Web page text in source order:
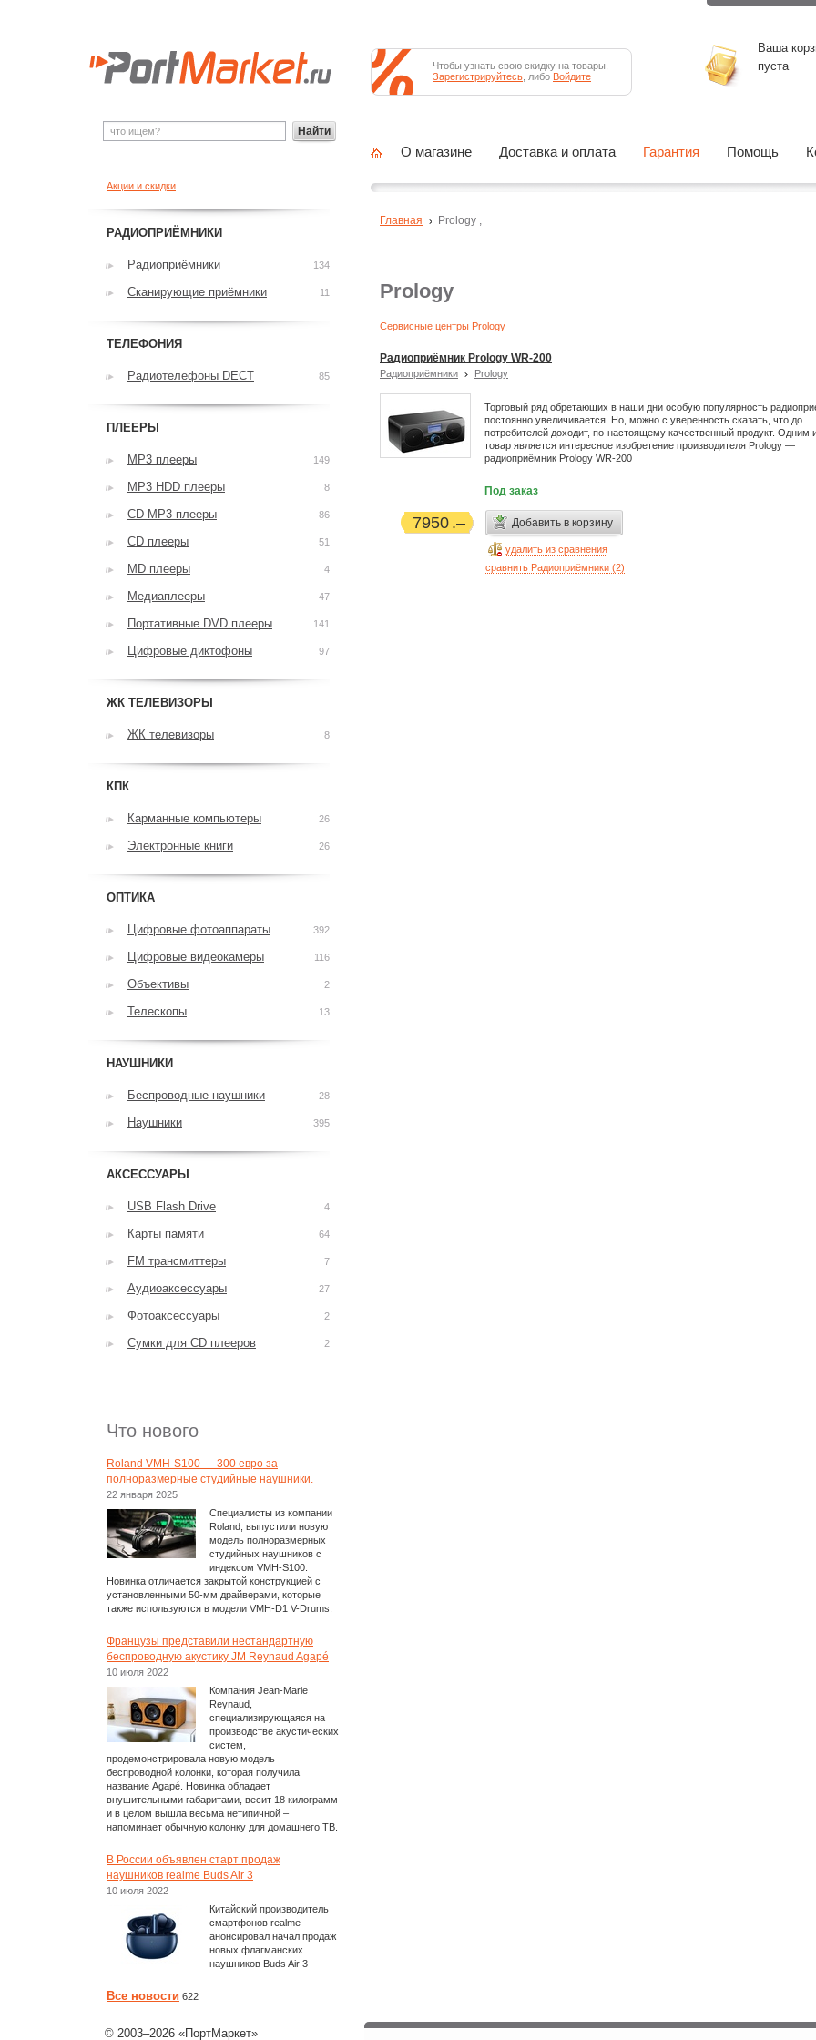
Prology
Сервисные центры Prology
Радиоприёмник Prology WR-200
Радиоприёмники Prology
Торговый ряд обретающих в наши дни особую популярность
постоянно увеличивается. Но, можно с уверенность сказать, что до
потребителей доходит, по-настоящему качественный продукт. Одним
товар является интересное изобретение производителя Prology —
радиоприёмник Prology WR-200
Под заказ
7950 Добавить в корзину
удалить из сравнения
сравнить Радиоприёмники (2)
Главная Prology ,
Акции и скидки
РАДИОПРИЁМНИКИ
Радиоприёмники 134
Сканирующие приёмники 11
ТЕЛЕФОНИЯ
Радиотелефоны DECT 85
ПЛЕЕРЫ
MP3 плееры 149
MP3 HDD плееры 8
CD MP3 плееры 86
CD плееры 51
MD плееры 4
Медиаплееры 47
Портативные DVD плееры 141
Цифровые диктофоны 97
ЖК ТЕЛЕВИЗОРЫ
ЖК телевизоры 8
КПК
Карманные компьютеры 26
Электронные книги 26
ОПТИКА
Цифровые фотоаппараты 392
Цифровые видеокамеры 116
Объективы 2
Телескопы 13
НАУШНИКИ
Беспроводные наушники 28
Наушники 395
АКСЕССУАРЫ
USB Flash Drive 4
Карты памяти 64
FM трансмиттеры 7
Аудиоаксессуары 27
Фотоаксессуары 2
Сумки для CD плееров 2
Что нового
Roland VMH-S100 — 300 евро за
полноразмерные студийные наушники.
22 января 2025
Специалисты из компании
Roland, выпустили новую
модель полноразмерных
студийных наушников с
индексом VMH-S100.
Новинка отличается закрытой конструкцией с
установленными 50-мм драйверами, которые
также используются в модели VMH-D1 V-Drums.
Французы представили нестандартную
беспроводную акустику JM Reynaud Agapé
10 июля 2022
Компания Jean-Marie
Reynaud,
специализирующаяся на
производстве акустических
систем,
продемонстрировала новую модель
беспроводной колонки, которая получила
название Agapé. Новинка обладает
внушительными габаритами, весит 18 килограмм
и в целом вышла весьма нетипичной –
напоминает обычную колонку для домашнего ТВ.
В России объявлен старт продаж
наушников realme Buds Air 3
10 июля 2022
Китайский производитель
смартфонов realme
анонсировал начал продаж
новых флагманских
наушников Buds Air 3
Все новости 622
Найти
Чтобы узнать свою скидку на товары,
Зарегистрируйтесь , либо Войдите
Ваша
пуста
О магазине Доставка и оплата Гарантия Помощь
© 2003–2026 «ПортМаркет»